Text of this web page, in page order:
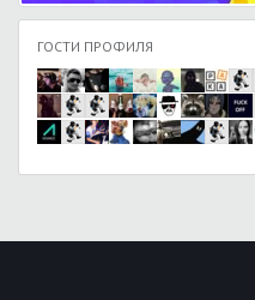
ГОСТИ ПРОФИЛЯ